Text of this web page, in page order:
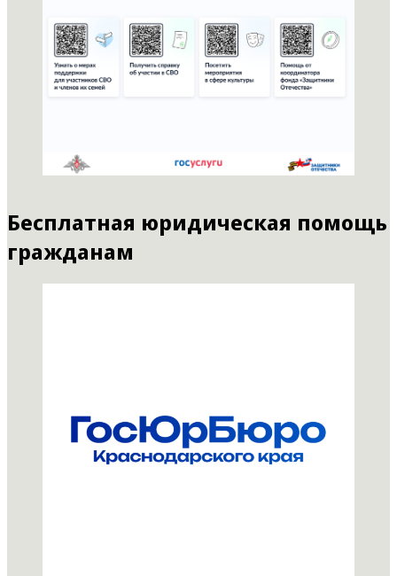
Бесплатная юридическая помощь
гражданам